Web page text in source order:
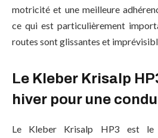
motricité et une meilleure
ce qui est particulièrement
routes sont glissantes et
Le Kleber Krisalp
hiver pour une
Le Kleber Krisalp HP3 est